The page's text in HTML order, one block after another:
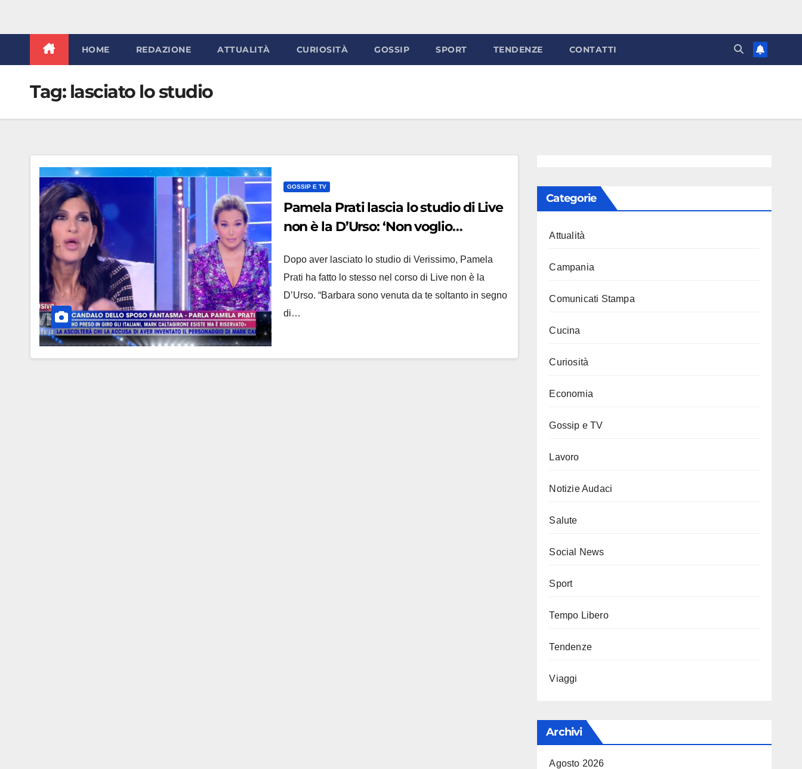
HOME REDAZIONE ATTUALITÀ CURIOSITÀ GOSSIP SPORT TENDENZE CONTATTI
Tag: lasciato lo studio
GOSSIP E TV
Pamela Prati lascia lo studio di Live
non è la D’Urso: ‘Non voglio
(VIDEO)
Dopo aver lasciato lo studio di Verissimo, Pamela
Prati ha fatto lo stesso nel corso di Live non è la
D’Urso. “Barbara sono venuta da te soltanto in segno
di…
Categorie
Attualità
Campania
Comunicati Stampa
Cucina
Curiosità
Economia
Gossip e TV
Lavoro
Notizie Audaci
Salute
Social News
Sport
Tempo Libero
Tendenze
Viaggi
Archivi
Agosto 2026